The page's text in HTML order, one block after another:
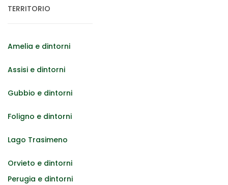
TERRITORIO
Amelia e dintorni
Assisi e dintorni
Gubbio e dintorni
Foligno e dintorni
Lago Trasimeno
Orvieto e dintorni
Perugia e dintorni